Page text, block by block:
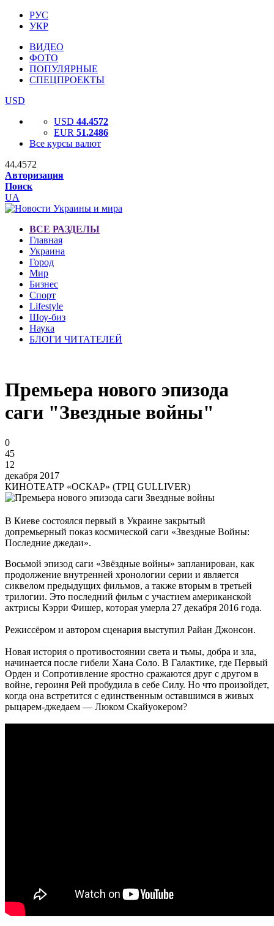
РУС
УКР
ВИДЕО
ФОТО
ПОПУЛЯРНЫЕ
СПЕЦПРОЕКТЫ
USD
USD 44.4572
EUR 51.2486
Все курсы валют
44.4572
Авторизация
Поиск
UA
ВСЕ РАЗДЕЛЫ
Главная
Украина
Город
Мир
Бизнес
Спорт
Lifestyle
Шоу-биз
Наука
БЛОГИ ЧИТАТЕЛЕЙ
Премьера нового эпизода
саги "Звездные войны"
0
45
12
декабря 2017
КИНОТЕАТР «ОСКАР» (ТРЦ GULLIVER)
В Киеве состоялся первый в Украине закрытый
допремьерный показ космической саги «Звездные Войны:
Последние джедаи».
Восьмой эпизод саги «Звёздные войны» запланирован, как
продолжение внутренней хронологии серии и является
сиквелом предыдущих фильмов, а также вторым в третьей
трилогии. Это последний фильм с участием американской
актрисы Кэрри Фишер, которая умерла 27 декабря 2016 года.
Режиссёром и автором сценария выступил Райан Джонсон.
Новая история о противостоянии света и тьмы, добра и зла,
начинается после гибели Хана Соло. В Галактике, где Первый
Орден и Сопротивление яростно сражаются друг с другом в
войне, героиня Рей пробудила в себе Силу. Но что произойдет,
когда она встретится с единственным оставшимся в живых
рыцарем-джедаем — Люком Скайуокером?